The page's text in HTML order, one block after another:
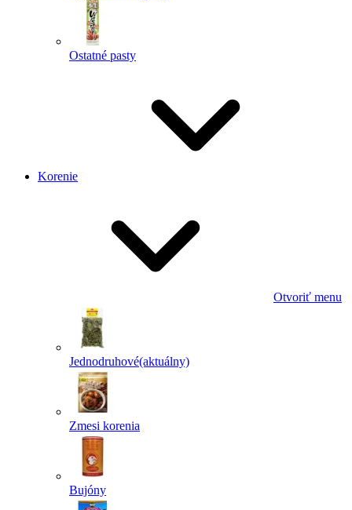
Ostatné pasty
Korenie
Otvoriť menu
Jednodruhové(aktuálny)
Zmesi korenia
Bujóny